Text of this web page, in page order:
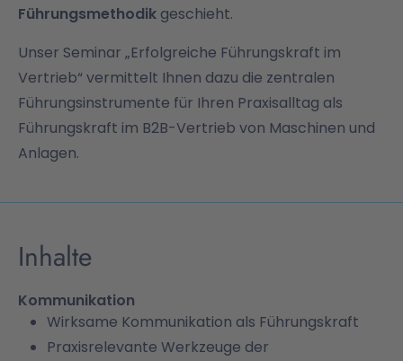
Führungsmethodik geschieht.
Unser Seminar „Erfolgreiche Führungskraft im
Vertrieb“ vermittelt Ihnen dazu die zentralen
Führungsinstrumente für Ihren Praxisalltag als
Führungskraft im B2B-Vertrieb von Maschinen und
Anlagen.
Inhalte
Kommunikation
Wirksame Kommunikation als Führungskraft
Praxisrelevante Werkzeuge der